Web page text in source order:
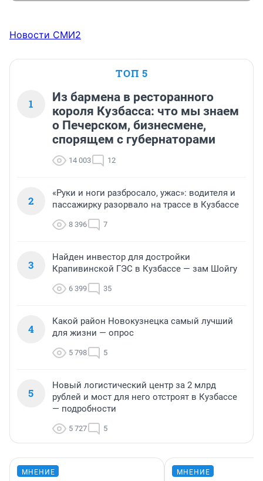
Новости СМИ2
ТОП 5
1
Из бармена в ресторанного
короля Кузбасса: что мы знаем
о Печерском, бизнесмене,
спорящем с губернаторами
14 003 12
2
«Руки и ноги разбросало, ужас»: водителя и
пассажирку разорвало на трассе в Кузбассе
8 396 7
3
Найден инвестор для достройки
Крапивинской ГЭС в Кузбассе — зам Шойгу
6 399 35
4
Какой район Новокузнецка самый лучший
для жизни — опрос
5 798 5
5
Новый логистический центр за 2 млрд
рублей и мост для него отстроят в Кузбассе
— подробности
5 727 5
МНЕНИЕ МНЕНИЕ